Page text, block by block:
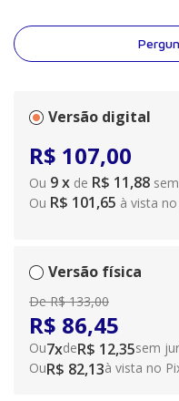
aos pacientes
de assistência em
diagnóstico, passando
Versão digital
R$ 107,00
Ou 9x de R$ 11,88
Ou R$ 101,65 à vista
Versão física
De R$ 133,00
R$ 86,45
Ou7xdeR$ 12,35sem
OuR$ 82,13à vista no